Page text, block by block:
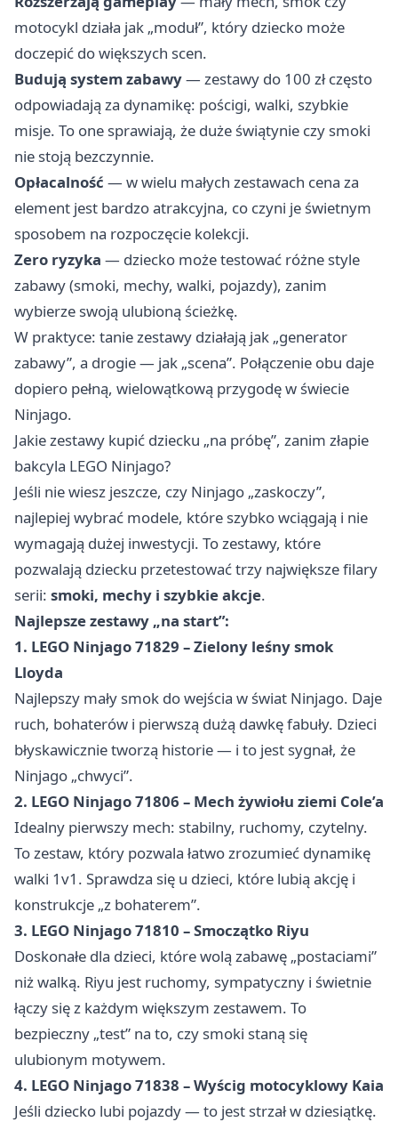
motocykl działa jak „moduł”, który dziecko może
doczepić do większych scen.
Budują system zabawy— zestawy do 100 zł często
odpowiadają za dynamikę: pościgi, walki, szybkie
misje. To one sprawiają, że duże świątynie czy smoki
nie stoją bezczynnie.
Opłacalność — w wielu małych zestawach cena za
element jest bardzo atrakcyjna, co czyni je świetnym
sposobem na rozpoczęcie kolekcji.
Zero ryzyka — dziecko może testować różne style
zabawy (smoki, mechy, walki, pojazdy), zanim
wybierze swoją ulubioną ścieżkę.
W praktyce: tanie zestawy działają jak „generator
zabawy”, a drogie — jak „scena”. Połączenie obu daje
dopiero pełną, wielowątkową przygodę w świecie
Ninjago.
Jakie zestawy kupić dziecku „na próbę”, zanim złapie
bakcyla LEGO Ninjago?
Jeśli nie wiesz jeszcze, czy Ninjago „zaskoczy”,
najlepiej wybrać modele, które szybko wciągają i nie
wymagają dużej inwestycji. To zestawy, które
pozwalają dziecku przetestować trzy największe filary
serii: smoki, mechy i szybkie akcje.
Najlepsze zestawy „na start”:
1. LEGO Ninjago 71829 – Zielony leśny smok
Lloyda
Najlepszy mały smok do wejścia w świat Ninjago. Daje
ruch, bohaterów i pierwszą dużą dawkę fabuły. Dzieci
błyskawicznie tworzą historie — i to jest sygnał, że
Ninjago „chwyci”.
2. LEGO Ninjago 71806 – Mech żywiołu ziemi Cole’a
Idealny pierwszy mech: stabilny, ruchomy, czytelny.
To zestaw, który pozwala łatwo zrozumieć dynamikę
walki 1v1. Sprawdza się u dzieci, które lubią akcję i
konstrukcje „z bohaterem”.
3. LEGO Ninjago 71810 – Smoczątko Riyu
Doskonałe dla dzieci, które wolą zabawę „postaciami”
niż walką. Riyu jest ruchomy, sympatyczny i świetnie
łączy się z każdym większym zestawem. To
bezpieczny „test” na to, czy smoki staną się
ulubionym motywem.
4. LEGO Ninjago 71838 – Wyścig motocyklowy Kaia
Jeśli dziecko lubi pojazdy — to jest strzał w dziesiątkę.